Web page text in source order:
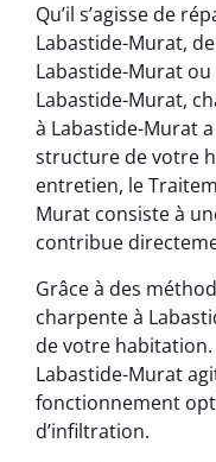
Qu’il s’agisse de
Labastide-Murat,
Labastide-Murat
Labastide-Murat,
à Labastide-Murat
structure de votre
entretien, le
Murat consiste à
contribue
Grâce à des
charpente à
de votre
Labastide-Murat
fonctionnement
d’infiltration.